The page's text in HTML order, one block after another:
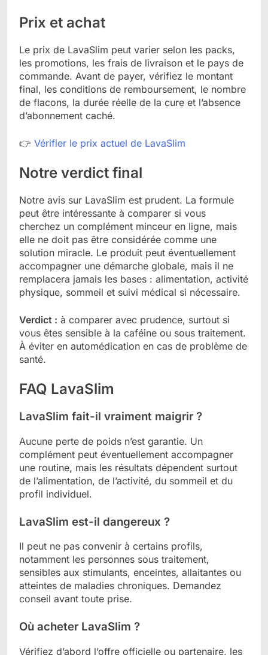
Prix et achat
Le prix de LavaSlim peut varier selon les packs,
les promotions, les frais de livraison et le pays de
commande. Avant de payer, vérifiez le montant
final, les conditions de remboursement, le nombre
de flacons, la durée réelle de la cure et l’absence
d’abonnement caché.
👉 Vérifier le prix actuel de LavaSlim
Notre verdict final
Notre avis sur LavaSlim est prudent. La formule
peut être intéressante à comparer si vous
cherchez un complément minceur en ligne, mais
elle ne doit pas être considérée comme une
solution miracle. Le produit peut éventuellement
accompagner une démarche globale, mais il ne
remplacera jamais les bases : alimentation, activité
physique, sommeil et suivi médical si nécessaire.
Verdict : à comparer avec prudence, surtout si
vous êtes sensible à la caféine ou sous traitement.
À éviter en automédication en cas de problème de
santé.
FAQ LavaSlim
LavaSlim fait-il vraiment maigrir ?
Aucune perte de poids n’est garantie. Un
complément peut éventuellement accompagner
une routine, mais les résultats dépendent surtout
de l’alimentation, de l’activité, du sommeil et du
profil individuel.
LavaSlim est-il dangereux ?
Il peut ne pas convenir à certains profils,
notamment les personnes sous traitement,
sensibles aux stimulants, enceintes, allaitantes ou
atteintes de maladies chroniques. Demandez
conseil avant toute prise.
Où acheter LavaSlim ?
Vérifiez d’abord l’offre officielle ou partenaire, les